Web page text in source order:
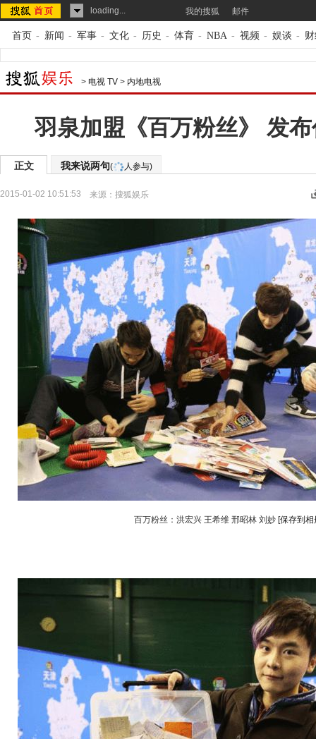
loading... 我的搜狐 邮件
首页 - 新闻 - 军事 - 文化 - 历史 - 体育 - NBA - 视频 - 娱谈 -
> 电视 TV > 内地电视
羽泉加盟《百万粉丝》 发
正文 我来说两句( 人参与)
2015-01-02 10:51:53 来源： 搜狐娱乐
百万粉丝：洪宏兴 王希维 邢昭林 刘妙 [保存到相